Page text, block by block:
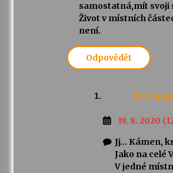
samostatná,mít svoji
Život v místních
není.
Odpovědět
frrrr
19. 8. 2020
Jj… Kámen,
Jako na celé
V jedné